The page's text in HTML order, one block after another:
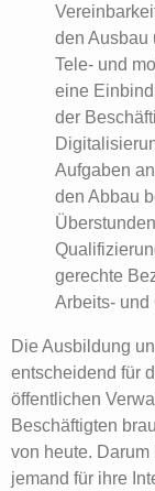
den Ausbau
Tele- und
eine
der
Aufgaben
den Abbau
gerechte
Arbeits- und
Die Ausbildung
entscheidend für
öffentlichen
Beschäftigten
von heute.
jemand für ihre